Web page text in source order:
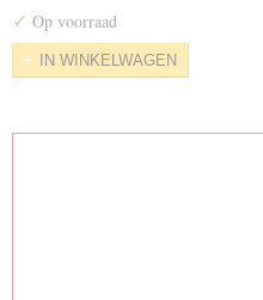
✓ Op voorraad
IN WINKELWAGEN